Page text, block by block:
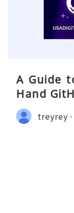
A Guide
Hand
treyrey